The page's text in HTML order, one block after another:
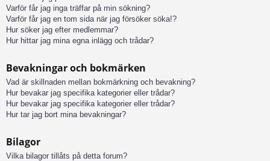
Varför får jag inga träffar på min sökning?
Varför får jag en tom sida när jag försöker söka!?
Hur söker jag efter medlemmar?
Hur hittar jag mina egna inlägg och trådar?
Bevakningar och bokmärken
Vad är skillnaden mellan bokmärkning och bevakning?
Hur bevakar jag specifika kategorier eller trådar?
Hur bevakar jag specifika kategorier eller trådar?
Hur tar jag bort mina bevakningar?
Bilagor
Vilka bilagor tillåts på detta forum?